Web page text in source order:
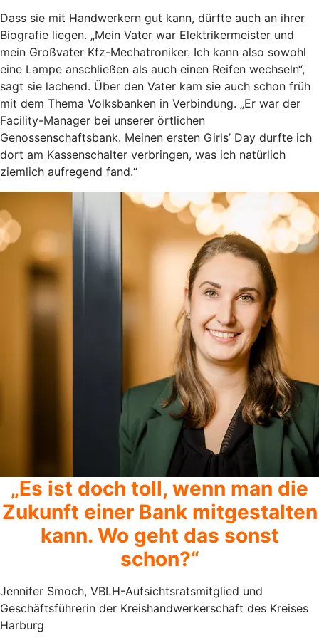
Dass sie mit Handwerkern gut kann, dürfte auch an ihrer
Biografie liegen. „Mein Vater war Elektrikermeister und
mein Großvater Kfz-Mechatroniker. Ich kann also sowohl
eine Lampe anschließen als auch einen Reifen wechseln“,
sagt sie lachend. Über den Vater kam sie auch schon früh
mit dem Thema Volksbanken in Verbindung. „Er war der
Facility-Manager bei unserer örtlichen
Genossenschaftsbank. Meinen ersten Girls’ Day durfte ich
dort am Kassenschalter verbringen, was ich natürlich
ziemlich aufregend fand.“
„Es ist doch toll, wenn man die
Zukunft einer Bank mitgestalten
kann. Wo geht das sonst
schon?“
Jennifer Smoch, VBLH-Aufsichtsratsmitglied und
Geschäftsführerin der Kreishandwerkerschaft des Kreises
Harburg